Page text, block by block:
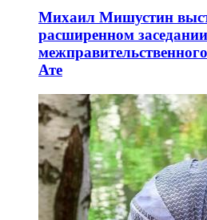
Михаил Мишустин
расширенном
Ате